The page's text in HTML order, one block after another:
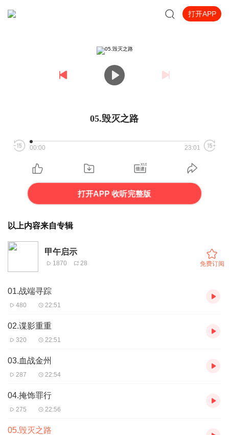
打开APP
05.毁灭之路
00:00 23:01
打开APP 收听完整版
以上内容来自专辑
甲午启示
1870 28 免费订阅
01.战端寻踪
480 22:51
02.谍影重重
320 22:51
03.血战金州
287 22:54
04.掩饰罪行
275 22:56
05.毁灭之路